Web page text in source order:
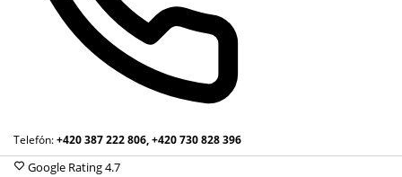
Telefón:+420 387 222 806, +420 730 828 396
Google Rating4.7